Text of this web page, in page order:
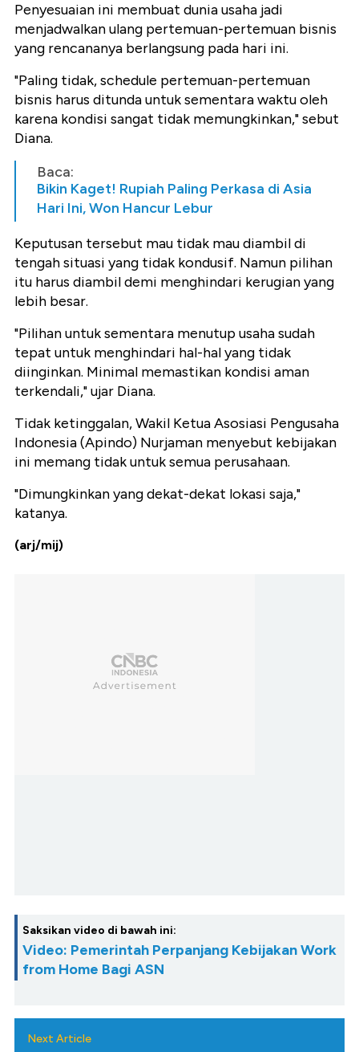
Penyesuaian ini membuat dunia usaha jadi
menjadwalkan ulang pertemuan-pertemuan bisnis
yang rencananya berlangsung pada hari ini.
"Paling tidak, schedule pertemuan-pertemuan
bisnis harus ditunda untuk sementara waktu oleh
karena kondisi sangat tidak memungkinkan," sebut
Diana.
Baca:
Bikin Kaget! Rupiah Paling Perkasa di Asia
Hari Ini, Won Hancur Lebur
Keputusan tersebut mau tidak mau diambil di
tengah situasi yang tidak kondusif. Namun pilihan
itu harus diambil demi menghindari kerugian yang
lebih besar.
"Pilihan untuk sementara menutup usaha sudah
tepat untuk menghindari hal-hal yang tidak
diinginkan. Minimal memastikan kondisi aman
terkendali," ujar Diana.
Tidak ketinggalan, Wakil Ketua Asosiasi Pengusaha
Indonesia (Apindo) Nurjaman menyebut kebijakan
ini memang tidak untuk semua perusahaan.
"Dimungkinkan yang dekat-dekat lokasi saja,"
katanya.
(arj/mij)
Saksikan video di bawah ini:
Video: Pemerintah Perpanjang Kebijakan Work
from Home Bagi ASN
Next Article